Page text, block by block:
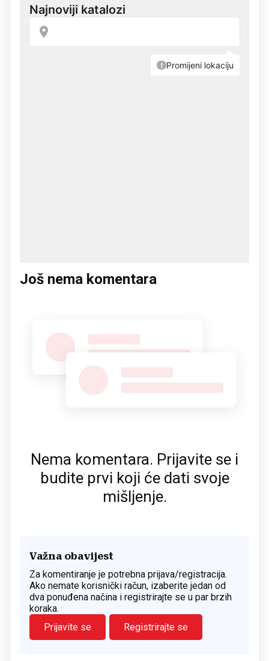
Još nema komentara
Nema komentara. Prijavite se i
budite prvi koji će dati svoje
mišljenje.
Važna obavijest
Za komentiranje je potrebna prijava/registracija.
Ako nemate korisnički račun, izaberite jedan od
dva ponuđena načina i registrirajte se u par brzih
koraka.
Prijavite se
Registrirajte se